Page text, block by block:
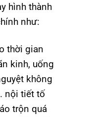
hình thành
như:
thời gian
kinh, uống
không
nội tiết tố
trộn quá